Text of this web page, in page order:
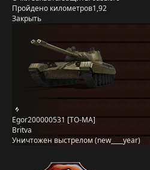
Пройдено километров1,92
Закрыть
Egor200000531 [TO-MA]
Britva
Уничтожен выстрелом (new____year)